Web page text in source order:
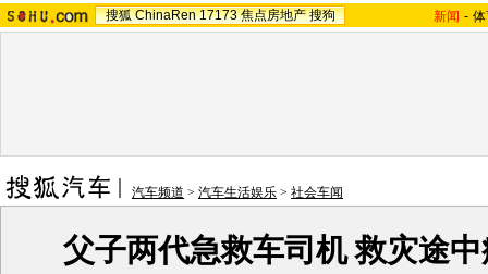
搜狐 ChinaRen 17173 焦点房地产 搜狗 新闻 -
汽车频道 > 汽车生活娱乐 > 社会车闻
父子两代急救车司机 救灾途